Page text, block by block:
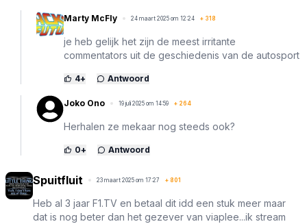
Marty McFly 24 maart 2025 om 12:24 + 318
je heb gelijk het zijn de meest irritante
commentators uit de geschiedenis van de autosport
4+ Antwoord
Joko Ono 19 juli 2025 om 14:59 + 264
Herhalen ze mekaar nog steeds ook?
0+ Antwoord
Spuitfluit 23 maart 2025 om 17:27 + 801
Heb al 3 jaar F1.TV en betaal dit idd een stuk meer maar
dat is nog beter dan het gezever van viaplee...ik stream